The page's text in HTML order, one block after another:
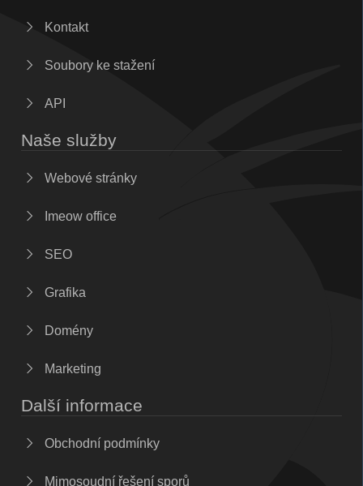
Kontakt
Soubory ke stažení
API
Naše služby
Webové stránky
Imeow office
SEO
Grafika
Domény
Marketing
Další informace
Obchodní podmínky
Mimosoudní řešení sporů